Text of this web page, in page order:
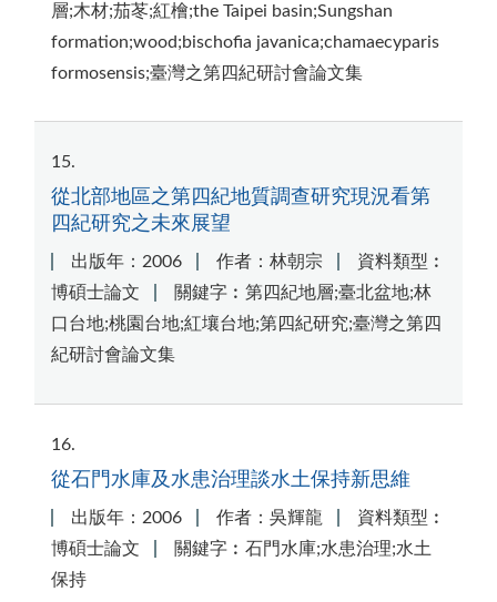
層;木材;茄苳;紅檜;the Taipei basin;Sungshan
formation;wood;bischofia javanica;chamaecyparis
formosensis;臺灣之第四紀研討會論文集
15
從北部地區之第四紀地質調查研究現況看第
四紀研究之未來展望
出版年：2006 作者：林朝宗
資料類型︰
博碩士論文
關鍵字︰第四紀地層;臺北盆地;林
口台地;桃園台地;紅壤台地;第四紀研究;臺灣之第四
紀研討會論文集
16
從石門水庫及水患治理談水土保持新思維
出版年：2006 作者：吳輝龍
資料類型︰
博碩士論文
關鍵字︰石門水庫;水患治理;水土
保持